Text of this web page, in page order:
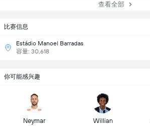
比赛信息
Estádio Manoel Barradas
容量: 30,618
查看全部
你可能感兴趣
Neymar Willian